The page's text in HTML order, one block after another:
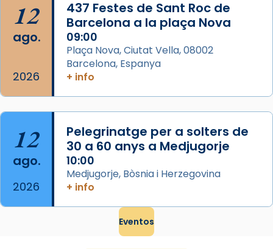
View on Facebook · Share
12
ago.
2026
437 Festes de Sant Roc de
Barcelona a la plaça Nova
09:00
Plaça Nova, Ciutat Vella, 08002
Barcelona, Espanya
+ info
12
ago.
2026
Pelegrinatge per a solters de
30 a 60 anys a Medjugorje
10:00
Medjugorje, Bòsnia i Herzegovina
+ info
Eventos